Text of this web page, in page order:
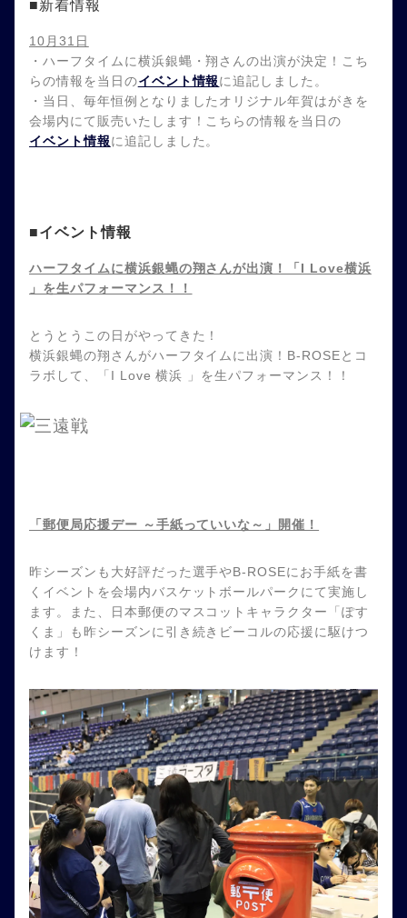
■新着情報
10月31日
・ハーフタイムに横浜銀蝿・翔さんの出演が決定！こち
らの情報を当日のイベント情報に追記しました。
・当日、毎年恒例となりましたオリジナル年賀はがきを
会場内にて販売いたします！こちらの情報を当日の
イベント情報に追記しました。
■イベント情報
ハーフタイムに横浜銀蝿の翔さんが出演！「I Love横浜
」を生パフォーマンス！！
とうとうこの日がやってきた！
横浜銀蝿の翔さんがハーフタイムに出演！B-ROSEとコ
ラボして、「I Love 横浜 」を生パフォーマンス！！
「郵便局応援デー ～手紙っていいな～」開催！
昨シーズンも大好評だった選手やB-ROSEにお手紙を書
くイベントを会場内バスケットボールパークにて実施し
ます。また、日本郵便のマスコットキャラクター「ぽす
くま」も昨シーズンに引き続きビーコルの応援に駆けつ
けます！